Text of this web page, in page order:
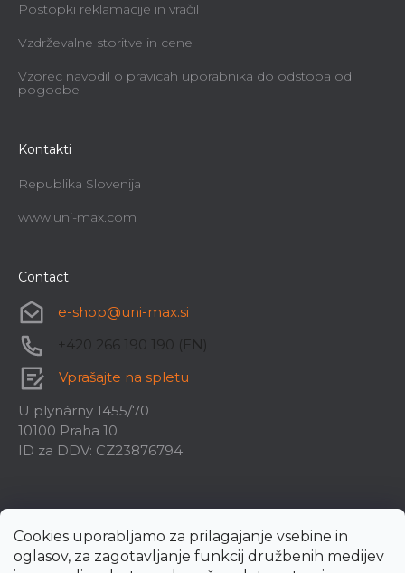
Cookies uporabljamo za prilagajanje vsebine in
oglasov, za zagotavljanje funkcij družbenih medijev
Postopki reklamacije in vračil
Vzdrževalne storitve in cene
Vzorec navodil o pravicah uporabnika do odstopa od
pogodbe
Kontakti
Republika Slovenija
www.uni-max.com
Contact
e-shop@uni-max.si
+420 266 190 190 (EN)
Vprašajte na spletu
U plynárny 1455/70
10100 Praha 10
ID za DDV: CZ23876794